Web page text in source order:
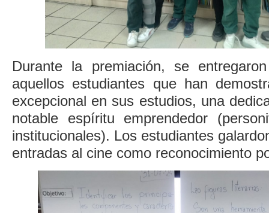
Durante la premiación, se
aquellos estudiantes que han
excepcional en sus estudios, una
notable espíritu emprendedor
institucionales). Los estudiantes
entradas al cine como reconocimiento